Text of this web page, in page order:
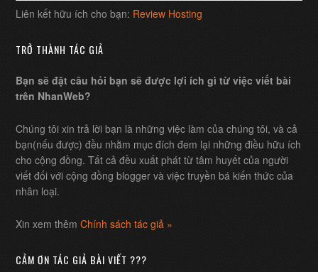
Liên kết hữu ích cho bạn: Review Hosting
TRỞ THÀNH TÁC GIẢ
Bạn sẽ đặt câu hỏi bạn sẽ được lợi ích gì từ việc viết bài
trên NhanWeb?
Chúng tôi xin trả lời bạn là những việc làm của chúng tôi, và cả
bạn(nếu được) đều nhằm mục đích đem lại những điều hữu ích
cho cộng đồng. Tất cả đều xuất phát từ tâm huyết của người
viết đối với cộng đồng blogger và việc truyền bá kiến thức của
nhân loại.
Xin xem thêmChính sách tác giả »
CẢM ƠN TÁC GIẢ BÀI VIẾT ???